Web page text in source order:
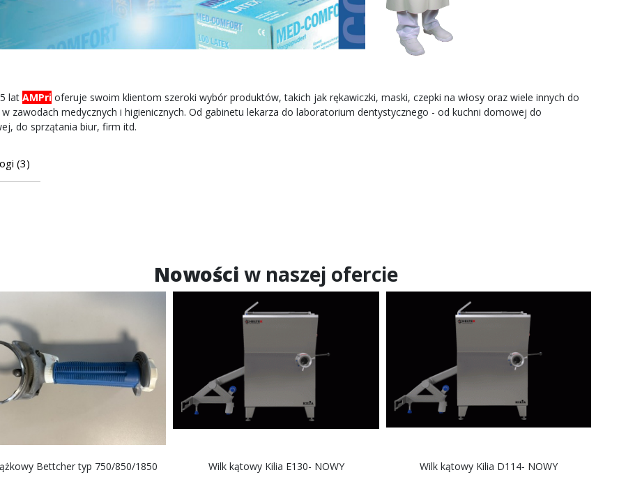
lat AMPri oferuje swoim klientom szeroki wybór produktów, takich jak rękawiczki, maski, czepki na włosy oraz wiele innych do
w zawodach medycznych i higienicznych. Od gabinetu lekarza do laboratorium dentystycznego - od kuchni domowej do
do sprzątania biur, firm itd.
(3)
Nowości w naszej ofercie
Bettcher typ 750/850/1850 Wilk kątowy Kilia E130- NOWY Wilk kątowy Kilia D114- NOWY